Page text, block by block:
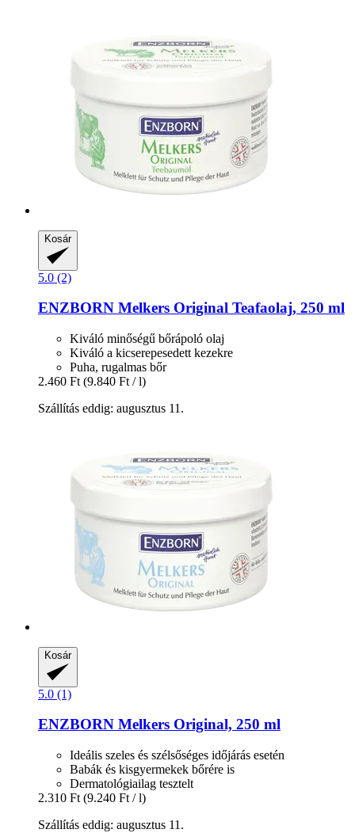
Kosár
5.0 (2)
ENZBORN Melkers Original Teafaolaj, 250 ml
Kiváló minőségű bőrápoló olaj
Kiváló a kicserepesedett kezekre
Puha, rugalmas bőr
2.460 Ft (9.840 Ft / l)
Szállítás eddig: augusztus 11.
Kosár
5.0 (1)
ENZBORN Melkers Original, 250 ml
Ideális szeles és szélsőséges időjárás esetén
Babák és kisgyermekek bőrére is
Dermatológiailag tesztelt
2.310 Ft (9.240 Ft / l)
Szállítás eddig: augusztus 11.